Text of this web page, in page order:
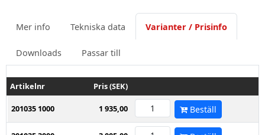
Mer info Tekniska data Varianter / Prisinfo
Downloads Passar till
Artikelnr Pris (SEK)
201035 1000 1 935,00 Beställ